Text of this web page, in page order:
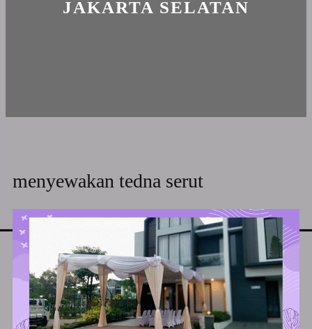
JAKARTA SELATAN
menyewakan tedna serut